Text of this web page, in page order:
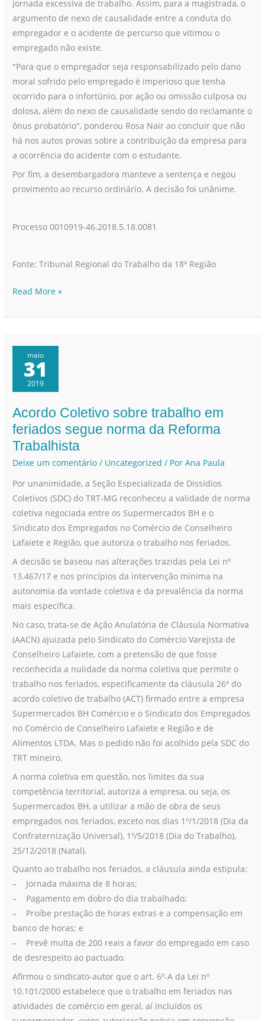
jornada excessiva de trabalho. Assim, para a magistrada, o
argumento de nexo de causalidade entre a conduta do
empregador e o acidente de percurso que vitimou o
empregado não existe.
"Para que o empregador seja responsabilizado pelo dano
moral sofrido pelo empregado é imperioso que tenha
ocorrido para o infortúnio, por ação ou omissão culposa ou
dolosa, além do nexo de causalidade sendo do reclamante o
ônus probatório", ponderou Rosa Nair ao concluir que não
há nos autos provas sobre a contribuição da empresa para
a ocorrência do acidente com o estudante.
Por fim, a desembargadora manteve a sentença e negou
provimento ao recurso ordinário. A decisão foi unânime.
Processo 0010919-46.2018.5.18.0081
Fonte: Tribunal Regional do Trabalho da 18ª Região
Read More »
maio
31
2019
Acordo Coletivo sobre trabalho em
feriados segue norma da Reforma
Trabalhista
Deixe um comentário / Uncategorized / PorAna Paula
Por unanimidade, a Seção Especializada de Dissídios
Coletivos (SDC) do TRT-MG reconheceu a validade de norma
coletiva negociada entre os Supermercados BH e o
Sindicato dos Empregados no Comércio de Conselheiro
Lafaiete e Região, que autoriza o trabalho nos feriados.
A decisão se baseou nas alterações trazidas pela Lei nº
13.467/17 e nos princípios da intervenção mínima na
autonomia da vontade coletiva e da prevalência da norma
mais específica.
No caso, trata-se de Ação Anulatória de Cláusula Normativa
(AACN) ajuizada pelo Sindicato do Comércio Varejista de
Conselheiro Lafaiete, com a pretensão de que fosse
reconhecida a nulidade da norma coletiva que permite o
trabalho nos feriados, especificamente da cláusula 26ª do
acordo coletivo de trabalho (ACT) firmado entre a empresa
Supermercados BH Comércio e o Sindicato dos Empregados
no Comércio de Conselheiro Lafaiete e Região e de
Alimentos LTDA. Mas o pedido não foi acolhido pela SDC do
TRT mineiro.
A norma coletiva em questão, nos limites da sua
competência territorial, autoriza a empresa, ou seja, os
Supermercados BH, a utilizar a mão de obra de seus
empregados nos feriados, exceto nos dias 1º/1/2018 (Dia da
Confraternização Universal), 1º/5/2018 (Dia do Trabalho),
25/12/2018 (Natal).
Quanto ao trabalho nos feriados, a cláusula ainda estipula:
– Jornada máxima de 8 horas;
– Pagamento em dobro do dia trabalhado;
– Proíbe prestação de horas extras e a compensação em
banco de horas; e
– Prevê multa de 200 reais a favor do empregado em caso
de desrespeito ao pactuado.
Afirmou o sindicato-autor que o art. 6º-A da Lei nº
10.101/2000 estabelece que o trabalho em feriados nas
atividades de comércio em geral, aí incluídos os
Acordo
Coletivo
sobre
feriados
segue
norma
da
Reforma
Trabalhista